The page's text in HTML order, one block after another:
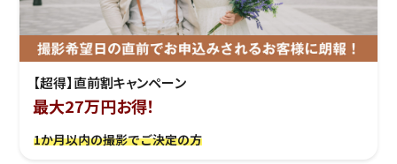
【超得】直前割キャンペーン
最大27万円お得！
1か月以内の撮影でご決定の方